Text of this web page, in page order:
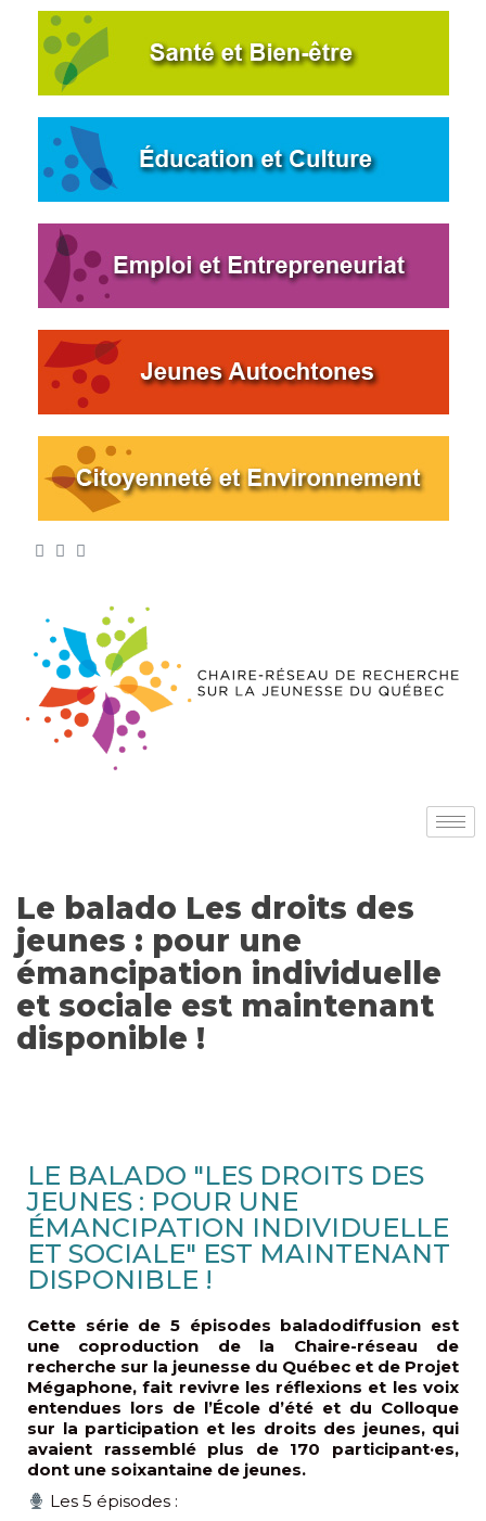
Le balado Les droits des
jeunes : pour une
émancipation individuelle
et sociale est maintenant
disponible !
LE BALADO "LES DROITS DES
JEUNES : POUR UNE
ÉMANCIPATION INDIVIDUELLE
ET SOCIALE" EST MAINTENANT
DISPONIBLE !
Cette série de 5 épisodes baladodiffusion est
une coproduction de la Chaire-réseau de
recherche sur la jeunesse du Québec et de Projet
Mégaphone, fait revivre les réflexions et les voix
entendues lors de l’École d’été et du Colloque
sur la participation et les droits des jeunes, qui
avaient rassemblé plus de 170 participant·es,
dont une soixantaine de jeunes.
Les 5 épisodes :